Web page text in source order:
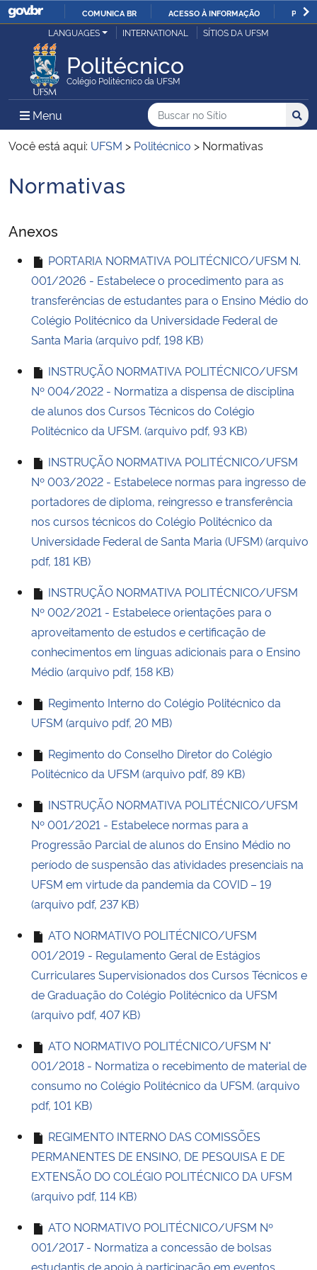
IR
O
COMUNICA BR ACESSO À INFORMAÇÃO
Ministério da Justiça e Segurança Pública
Ministério da Defesa
Ministério das Relações Exteriores
Ministério da Economia
Ministério da Agricultura, Pecuária e Abastecimento
Ministério da Cidadania
Ministério da Saúde
Ministério de Minas e Energia
Ministério da Ciência, Tecnologia, Inovações e Comunicações
Ministério do Meio Ambiente
Ministério do Turismo
Ministério do Desenvolvimento Regional
Controladoria-Geral da União
Ministério da Mulher, da Família e dos Direitos Humanos
Secretaria-Geral
Secretaria de Governo
Advocacia-Geral da União
LANGUAGES INTERNATIONAL SÍTIOS DA UFSM
Politécnico
Colégio Politécnico da UFSM
Menu Menu Principal do Sítio
Busca
Buscar no no Sítio
Busca:
Você está aqui: UFSM > Politécnico > Normativas
Início do conteúdo
Normativas
Anexos
PORTARIA NORMATIVA POLITÉCNICO/UFSM N.
001/2026 - Estabelece o procedimento para as
transferências de estudantes para o Ensino Médio do
Colégio Politécnico da Universidade Federal de
Santa Maria (arquivo pdf, 198 KB)
INSTRUÇÃO NORMATIVA POLITÉCNICO/UFSM
Nº 004/2022 - Normatiza a dispensa de disciplina
de alunos dos Cursos Técnicos do Colégio
Politécnico da UFSM. (arquivo pdf, 93 KB)
INSTRUÇÃO NORMATIVA POLITÉCNICO/UFSM
Nº 003/2022 - Estabelece normas para ingresso de
portadores de diploma, reingresso e transferência
nos cursos técnicos do Colégio Politécnico da
Universidade Federal de Santa Maria (UFSM) (arquivo
pdf, 181 KB)
INSTRUÇÃO NORMATIVA POLITÉCNICO/UFSM
Nº 002/2021 - Estabelece orientações para o
aproveitamento de estudos e certificação de
conhecimentos em línguas adicionais para o Ensino
Médio (arquivo pdf, 158 KB)
Regimento Interno do Colégio Politécnico da
UFSM (arquivo pdf, 20 MB)
Regimento do Conselho Diretor do Colégio
Politécnico da UFSM (arquivo pdf, 89 KB)
INSTRUÇÃO NORMATIVA POLITÉCNICO/UFSM
Nº 001/2021 - Estabelece normas para a
Progressão Parcial de alunos do Ensino Médio no
período de suspensão das atividades presenciais na
UFSM em virtude da pandemia da COVID – 19
(arquivo pdf, 237 KB)
ATO NORMATIVO POLITÉCNICO/UFSM
001/2019 - Regulamento Geral de Estágios
Curriculares Supervisionados dos Cursos Técnicos e
de Graduação do Colégio Politécnico da UFSM
(arquivo pdf, 407 KB)
ATO NORMATIVO POLITÉCNICO/UFSM N°
001/2018 - Normatiza o recebimento de material de
consumo no Colégio Politécnico da UFSM. (arquivo
pdf, 101 KB)
REGIMENTO INTERNO DAS COMISSÕES
PERMANENTES DE ENSINO, DE PESQUISA E DE
EXTENSÃO DO COLÉGIO POLITÉCNICO DA UFSM
(arquivo pdf, 114 KB)
ATO NORMATIVO POLITÉCNICO/UFSM Nº
001/2017 - Normatiza a concessão de bolsas
estudantis de apoio à participação em eventos,